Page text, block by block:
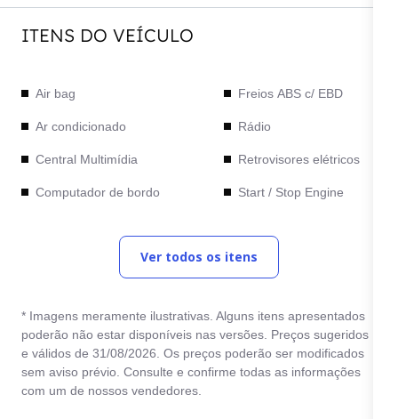
ITENS DO VEÍCULO
Air bag
Ar condicionado
Central Multimídia
Computador de bordo
Freios ABS c/ EBD
Rádio
Retrovisores elétricos
Start / Stop Engine
Vidros elétricos
Ver todos os itens
* Imagens meramente ilustrativas. Alguns itens apresentados
poderão não estar disponíveis nas versões. Preços sugeridos
e válidos de 31/08/2026. Os preços poderão ser modificados
sem aviso prévio. Consulte e confirme todas as informações
com um de nossos vendedores.